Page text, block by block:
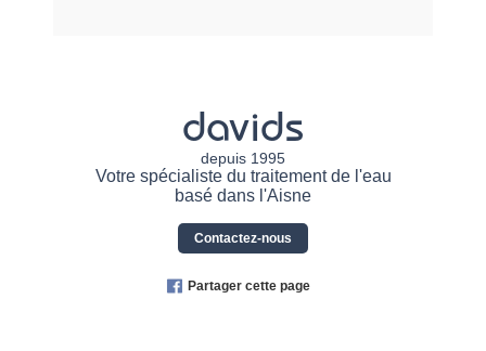
davids
depuis 1995
Votre spécialiste du traitement de l'eau
basé dans l'Aisne
Contactez-nous
Partager cette page